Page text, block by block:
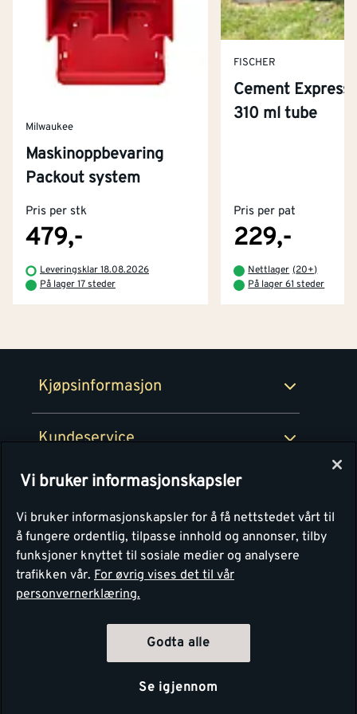
Milwaukee
Maskinoppbevaring
Packout system
Pris per stk
479,-
Leveringsklar 18.08.2026
På lager 17 steder
FISCHER
Cement Express
310 ml tube
Pris per pat
229,-
Nettlager (20+)
På lager 61 steder
Kjøpsinformasjon
Kjøpsbetingelser
Retur- og angrerettsskjema
Kundeservice
Kontakt oss
Tjenester
Montér Klubb
Montér
Om Montér
Byggevarehus og åpningstider
Prismatch
Personvern
Vi bruker informasjonskapsler
Vi bruker informasjonskapsler for å få nettstedet vårt til
å fungere ordentlig, tilpasse innhold og annonser, tilby
funksjoner knyttet til sosiale medier og analysere
trafikken vår. For øvrig vises det til vår
personvernerklæring.
Godta alle
Se igjennom